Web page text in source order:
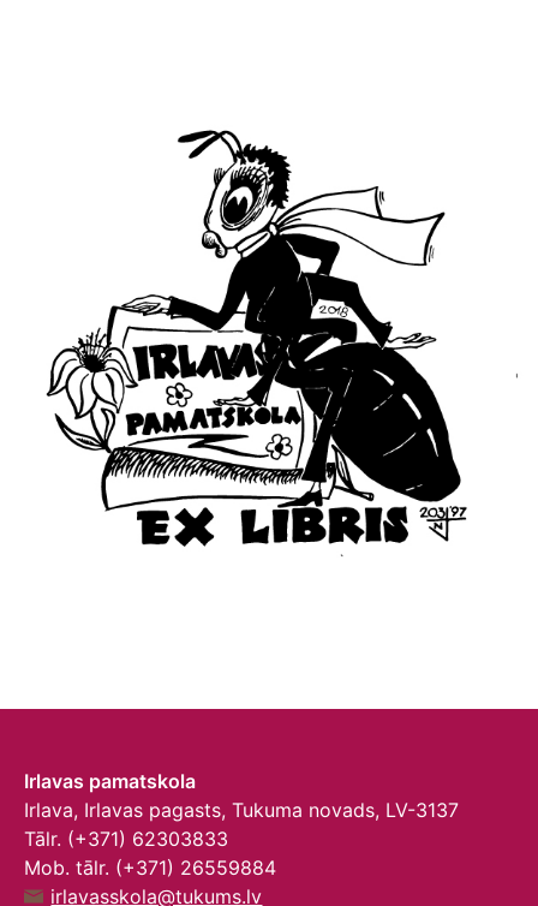
Irlavas pamatskola
Irlava, Irlavas pagasts, Tukuma novads, LV-3137
Tālr. (+371) 62303833
Mob. tālr. (+371) 26559884
irlavasskola@tukums.lv